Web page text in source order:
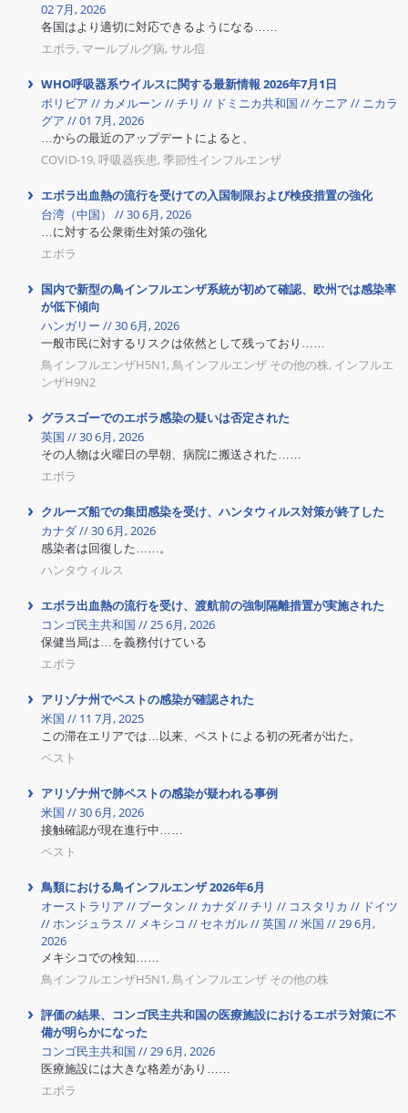
02 7月, 2026
各国はより適切に対応できるようになる……
エボラ, マールブルグ病, サル痘
WHO呼吸器系ウイルスに関する最新情報 2026年7月1日
ボリビア // カメルーン // チリ // ドミニカ共和国 // ケニア // ニカラ
グア // 01 7月, 2026
…からの最近のアップデートによると、
COVID-19, 呼吸器疾患, 季節性インフルエンザ
エボラ出血熱の流行を受けての入国制限および検疫措置の強化
台湾（中国） // 30 6月, 2026
…に対する公衆衛生対策の強化
エボラ
国内で新型の鳥インフルエンザ系統が初めて確認、欧州では感染率
が低下傾向
ハンガリー // 30 6月, 2026
一般市民に対するリスクは依然として残っており……
鳥インフルエンザH5N1, 鳥インフルエンザ その他の株, インフルエ
ンザH9N2
グラスゴーでのエボラ感染の疑いは否定された
英国 // 30 6月, 2026
その人物は火曜日の早朝、病院に搬送された……
エボラ
クルーズ船での集団感染を受け、ハンタウィルス対策が終了した
カナダ // 30 6月, 2026
感染者は回復した……。
ハンタウィルス
エボラ出血熱の流行を受け、渡航前の強制隔離措置が実施された
コンゴ民主共和国 // 25 6月, 2026
保健当局は…を義務付けている
エボラ
アリゾナ州でペストの感染が確認された
米国 // 11 7月, 2025
この滞在エリアでは…以来、ペストによる初の死者が出た。
ペスト
アリゾナ州で肺ペストの感染が疑われる事例
米国 // 30 6月, 2026
接触確認が現在進行中……
ペスト
鳥類における鳥インフルエンザ 2026年6月
オーストラリア // ブータン // カナダ // チリ // コスタリカ // ドイツ
// ホンジュラス // メキシコ // セネガル // 英国 // 米国 // 29 6月,
2026
メキシコでの検知……
鳥インフルエンザH5N1, 鳥インフルエンザ その他の株
評価の結果、コンゴ民主共和国の医療施設におけるエボラ対策に不
備が明らかになった
コンゴ民主共和国 // 29 6月, 2026
医療施設には大きな格差があり……
エボラ